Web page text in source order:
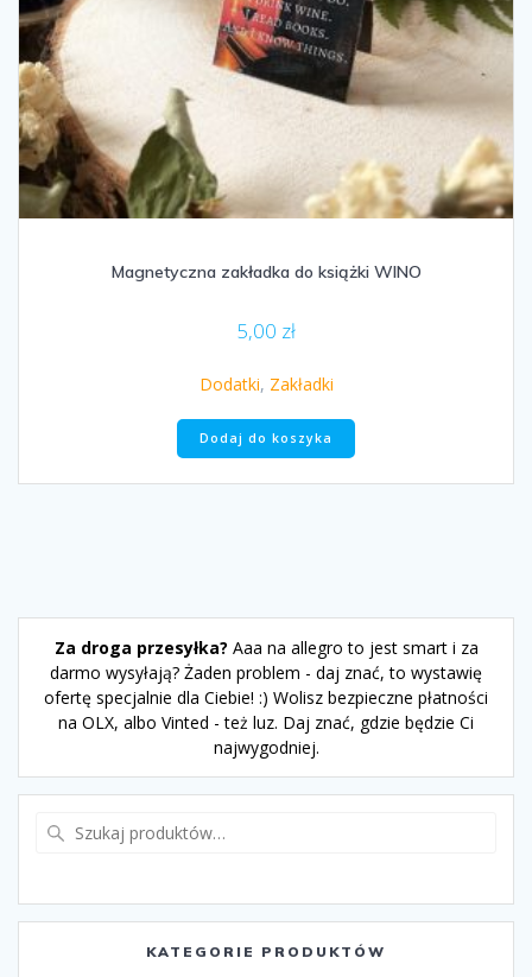
Magnetyczna zakładka do książki WINO
5,00 zł
Dodatki, Zakładki
Dodaj do koszyka
Za droga przesyłka? Aaa na allegro to jest smart i za
darmo wysyłają? Żaden problem - daj znać, to wystawię
ofertę specjalnie dla Ciebie! :) Wolisz bezpieczne płatności
na OLX, albo Vinted - też luz. Daj znać, gdzie będzie Ci
najwygodniej.
KATEGORIE PRODUKTÓW